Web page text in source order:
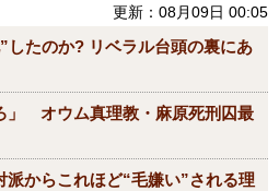
更新：08月09日 00:05
したのか? リベラル台頭の裏にあ
」 オウム真理教・麻原死刑囚最
派からこれほど“毛嫌い”される理